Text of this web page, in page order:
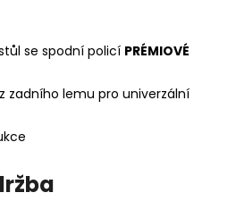
se spodní policí PRÉMIOVÉ
zadního lemu pro univerzální